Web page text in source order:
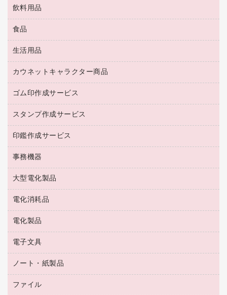
ＨＤＤ／ＳＳＤ
ディスプレイモニター
ブラウス・シャツ
アウター
養生用品
防災用備蓄食品・飲料
台車・脚立
倉庫収納用品
作業用雑貨
梱包用品
梱包用テープ
園芸用品
ペット用品
飲料用品
緑茶飲料
茶葉・インスタント
紅茶・バラエティ飲料
レギュラーコーヒー
ミルク・シュガー
ソフトドリンク
コーヒーメーカー・備品
インスタントコーヒー
食品
食品
生活用品
浴室用品
台所用洗剤
掃除用品
掃除用洗剤
洗濯用品
消臭・芳香剤
殺虫剤
飲食用消耗品
ハンドソープ・石鹸
トイレ用品
トイレ用洗剤
カウネットキャラクター商品
カウネットキャラクター商品
ゴム印作成サービス
ゴム印作成サービス
ゴム印（一行印）作成サービス
ゴム印（フリーサイズ印）作成サービス
スタンプ作成サービス
シヤチハタスタンプ作成サービス
カウネットスタンプ作成サービス
印鑑作成サービス
印鑑作成サービス
事務機器
大型シュレッダー（共配）
レーザーポインター
ラミネートフィルム
ラミネータ
タイムレコーダー
シュレッダ
ＯＨＰ用品
大型電化製品
冷蔵庫・キッチン・調理家電
テレビ・ＡＶ機器
電化消耗品
電球・蛍光灯
乾電池・充電池
フィルム・カメラ用品
デスクライト
アルバム
電化製品
掃除機・クリーナー
空調・季節家電
その他電化製品
キッチン・調理家電
電子文具
電卓
ノート・紙製品
封筒
ファイル